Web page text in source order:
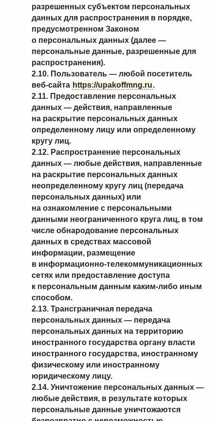
разрешенных субъектом персональных
данных для распространения в порядке,
предусмотренном Законом
о персональных данных (далее —
персональные данные, разрешенные для
распространения).
2.10. Пользователь — любой посетитель
веб-сайта https://upakoffmng.ru.
2.11. Предоставление персональных
данных — действия, направленные
на раскрытие персональных данных
определенному лицу или определенному
кругу лиц.
2.12. Распространение персональных
данных — любые действия, направленные
на раскрытие персональных данных
неопределенному кругу лиц (передача
персональных данных) или
на ознакомление с персональными
данными неограниченного круга лиц, в том
числе обнародование персональных
данных в средствах массовой
информации, размещение
в информационно-телекоммуникационных
сетях или предоставление доступа
к персональным данным каким-либо иным
способом.
2.13. Трансграничная передача
персональных данных — передача
персональных данных на территорию
иностранного государства органу власти
иностранного государства, иностранному
физическому или иностранному
юридическому лицу.
2.14. Уничтожение персональных данных —
любые действия, в результате которых
персональные данные уничтожаются